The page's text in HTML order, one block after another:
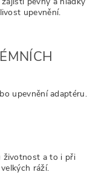
upevnění.
upevnění adaptéru.
životnost a to i při
ráží.